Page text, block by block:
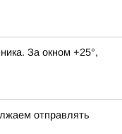
За окном +25°,
отправлять